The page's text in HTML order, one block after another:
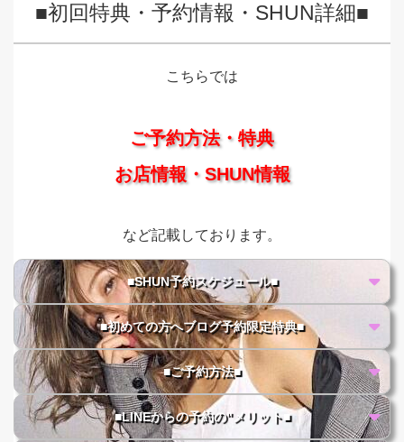
■初回特典・予約情報・SHUN詳細■
こちらでは
ご予約方法・特典
お店情報・SHUN情報
など記載しております。
■SHUN予約スケジュール■
■初めての方へブログ予約限定特典■
■ご予約方法■
■LINEからの予約の"メリット■